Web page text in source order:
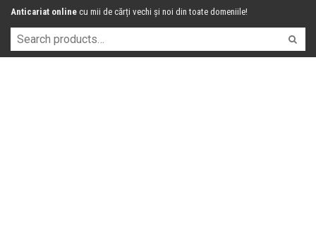
Anticariat online cu mii de cărți vechi și noi din toate domeniile!